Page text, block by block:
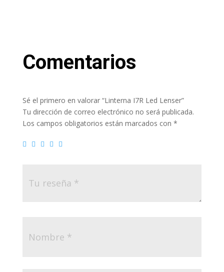
Comentarios
Sé el primero en valorar “Linterna I7R Led Lenser”
Tu dirección de correo electrónico no será publicada.
Los campos obligatorios están marcados con *